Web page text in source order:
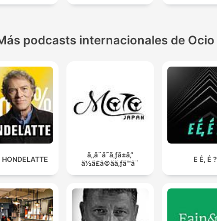
podcasts internacionales de Ocio
ã‚‚ã¨ã˜ã‚ƒã±ã‚“
ã½ã£ã©ãã‚ƒã™ã¨
E É, É ?